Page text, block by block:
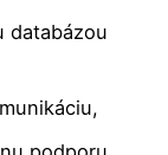
databázou